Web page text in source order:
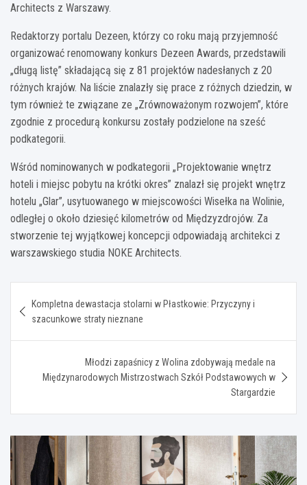
Architects z Warszawy.
Redaktorzy portalu Dezeen, którzy co roku mają przyjemność
organizować renomowany konkurs Dezeen Awards, przedstawili
„długą listę” składającą się z 81 projektów nadesłanych z 20
różnych krajów. Na liście znalazły się prace z różnych dziedzin, w
tym również te związane ze „Zrównoważonym rozwojem”, które
zgodnie z procedurą konkursu zostały podzielone na sześć
podkategorii.
Wśród nominowanych w podkategorii „Projektowanie wnętrz
hoteli i miejsc pobytu na krótki okres” znalazł się projekt wnętrz
hotelu „Glar”, usytuowanego w miejscowości Wisełka na Wolinie,
odległej o około dziesięć kilometrów od Międzyzdrojów. Za
stworzenie tej wyjątkowej koncepcji odpowiadają architekci z
warszawskiego studia NOKE Architects.
wpisu
Kompletna dewastacja stolarni w Płastkowie: Przyczyny i
szacunkowe straty nieznane
Młodzi zapaśnicy z Wolina zdobywają medale na
Międzynarodowych Mistrzostwach Szkół Podstawowych w
Stargardzie